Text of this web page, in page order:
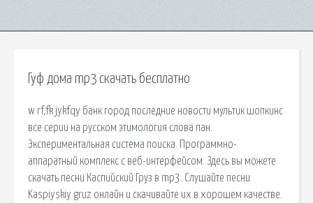
Гуф дома mp3 скачать бесплатно
w rf,fk jykfqy банк город последние новости мультик шопкинс
все серии на русском этимология слова пан.
Экспериментальная система поиска. Программно-
аппаратный комплекс с веб-интерфейсом. Здесь вы можете
скачать песни Каспийский Груз в mp3. Слушайте песни
Kaspiyskiy gruz онлайн и скачивайте их в хорошем качестве.